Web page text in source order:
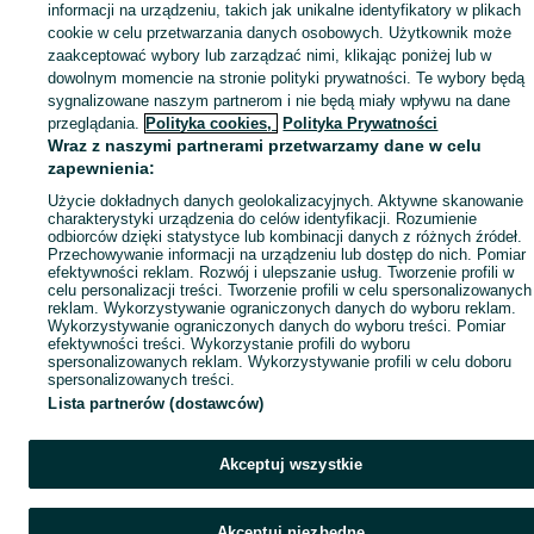
Popularne wyszukiwania
informacji na urządzeniu, takich jak unikalne identyfikatory w plikach
cookie w celu przetwarzania danych osobowych. Użytkownik może
zaakceptować wybory lub zarządzać nimi, klikając poniżej lub w
dowolnym momencie na stronie polityki prywatności. Te wybory będą
sygnalizowane naszym partnerom i nie będą miały wpływu na dane
przeglądania. Polityka cookies, Polityka Prywatności
Wraz z naszymi partnerami przetwarzamy dane w celu
zapewnienia:
Użycie dokładnych danych geolokalizacyjnych. Aktywne skanowanie
charakterystyki urządzenia do celów identyfikacji. Rozumienie
odbiorców dzięki statystyce lub kombinacji danych z różnych źródeł.
Przechowywanie informacji na urządzeniu lub dostęp do nich. Pomiar
efektywności reklam. Rozwój i ulepszanie usług. Tworzenie profili w
celu personalizacji treści. Tworzenie profili w celu spersonalizowanych
reklam. Wykorzystywanie ograniczonych danych do wyboru reklam.
Wykorzystywanie ograniczonych danych do wyboru treści. Pomiar
efektywności treści. Wykorzystanie profili do wyboru
spersonalizowanych reklam. Wykorzystywanie profili w celu doboru
spersonalizowanych treści.
Lista partnerów (dostawców)
Akceptuj wszystkie